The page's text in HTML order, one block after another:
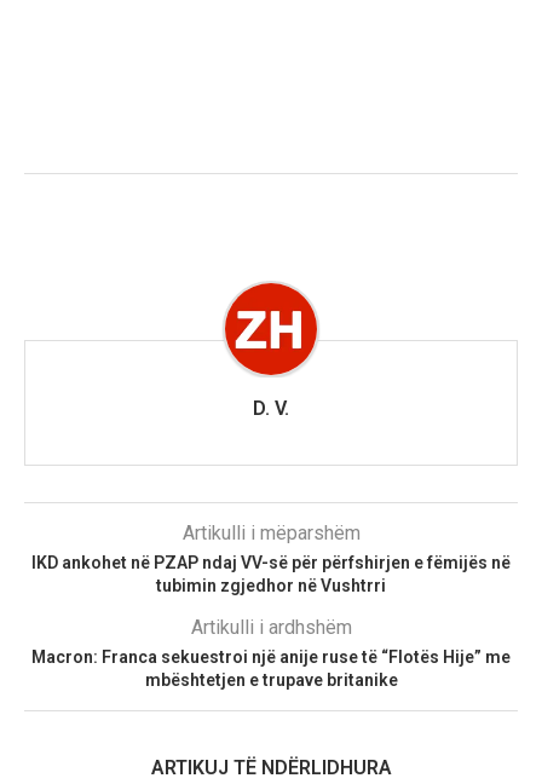
D. V.
Artikulli i mëparshëm
IKD ankohet në PZAP ndaj VV-së për përfshirjen e fëmijës në
tubimin zgjedhor në Vushtrri
Artikulli i ardhshëm
Macron: Franca sekuestroi një anije ruse të “Flotës Hije” me
mbështetjen e trupave britanike
ARTIKUJ TË NDËRLIDHURA